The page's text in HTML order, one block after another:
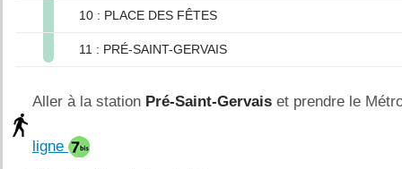
10 : PLACE DES FÊTES
11 : PRÉ-SAINT-GERVAIS
Aller à la station Pré-Saint-Gervais et prendre le
ligne